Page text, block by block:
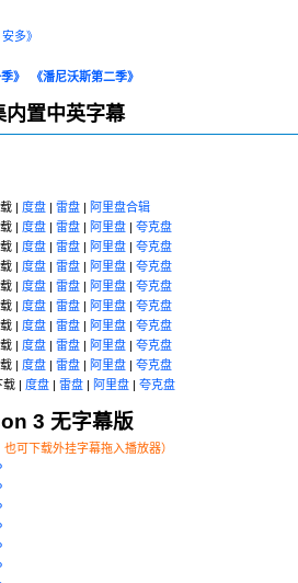
多》
》 《潘尼沃斯第二季》
内置中英字幕
| 度盘 | 雷盘 | 阿里盘合辑
| 度盘 | 雷盘 | 阿里盘 | 夸克盘
| 度盘 | 雷盘 | 阿里盘 | 夸克盘
| 度盘 | 雷盘 | 阿里盘 | 夸克盘
| 度盘 | 雷盘 | 阿里盘 | 夸克盘
| 度盘 | 雷盘 | 阿里盘 | 夸克盘
| 度盘 | 雷盘 | 阿里盘 | 夸克盘
| 度盘 | 雷盘 | 阿里盘 | 夸克盘
| 度盘 | 雷盘 | 阿里盘 | 夸克盘
载 | 度盘 | 雷盘 | 阿里盘 | 夸克盘
3 无字幕版
可下载外挂字幕拖入播放器）